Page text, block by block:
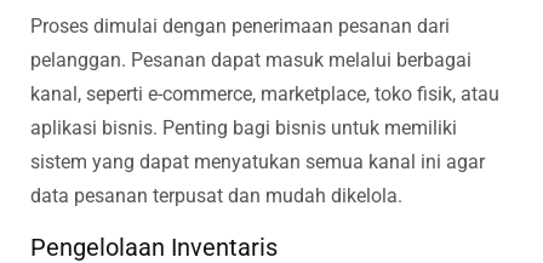
Proses dimulai dengan penerimaan pesanan dari
pelanggan. Pesanan dapat masuk melalui berbagai
kanal, seperti e-commerce, marketplace, toko fisik, atau
aplikasi bisnis. Penting bagi bisnis untuk memiliki
sistem yang dapat menyatukan semua kanal ini agar
data pesanan terpusat dan mudah dikelola.
Pengelolaan Inventaris